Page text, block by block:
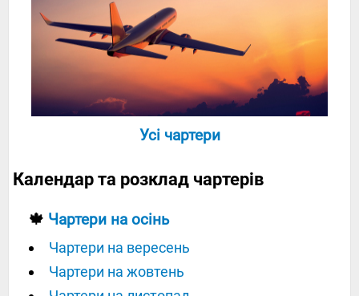
Усі чартери
Календар та розклад чартерів
🍁 Чартери на осінь
Чартери на вересень
Чартери на жовтень